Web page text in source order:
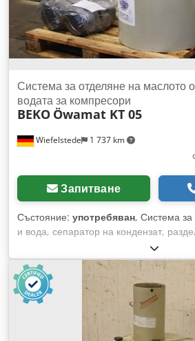
Wiefelstede 1 737 km
Система за отделяне на маслото
водата за компресори
BEKO Öwamat KT 05
Запитване
Състояние: употребяван, Система
и вода, сепаратор на кондензат,
маслоуловител - Производител: BEKO,
разделяне на масло и вода "Öser"
Аксесоари: включва сменяем филтър
снимките - Размери: Ø 680 x 1130 мм
Aproa - Тегло: 73 кг с палета